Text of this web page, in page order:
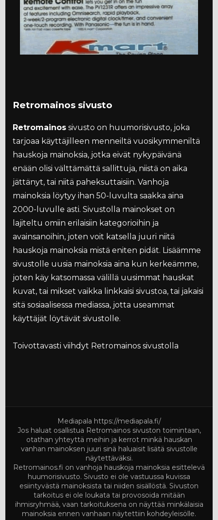
Retromainos sivusto
Retromainos sivusto on huumorisivusto, joka
tarjoaa käyttäjilleen menneiltä vuosikymmeniltä
hauskoja mainoksia, jotka eivät nykypäivänä
enään olisi välttämättä sallittuja, niistä on aika
jättänyt, tai niitä paheksuttaisiin. Vanhoja
mainoksia löytyy ihan 50-luvulta saakka aina
2000-luvulle asti. Sivustolla mainokset on
lajiteltu omiin erilaisiin kategorioihin ja
avainsanoihin, joten voit katsella juuri niitä
hauskoja mainoksia mistä eniten pidät. Lisäämme
sivustolle uusia mainoksia aina kun kerkeämme,
joten käy katsomassa välillä uusimmat hauskat
kuvat, tai mikset vaikka linkkaisi sivustoa, tai jakaisi
sitä sosiaalisessa mediassa, jotta useammat
käyttäjät löytävät sivustolle.
Toivottavasti viihdyt Retromainos sivustolla
Mediapala https://mediapala.fi/
Jos haluat osallistua Retromainos sivuston toimintaan,
otathan yhteyttä meihin ja kerrot minkä hauskan
vanhan mainoksen juuri sinä haluaisit lisätä sivustolle
näytettäväksi.
Retromainos.fi on vanhoja hauskoja mainoksia esittelevä
huumorisivusto. Sivusto ei ole vastuussa kuvissa
esiintyvästä mainoksista tai niiden sisällöstä. Sivuston
tarkoitus ei ole loukata tai provosoida mitään
ihmisryhmää, vaan tarkoituksena on näyttää minkälaisia
mainoksia ennen vanhaan näytettiin kohdeyleisölle.